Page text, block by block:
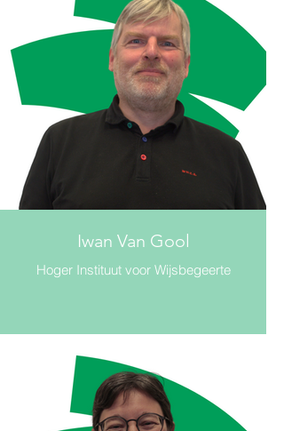
Iwan Van Gool
Hoger Instituut voor Wijsbegeerte